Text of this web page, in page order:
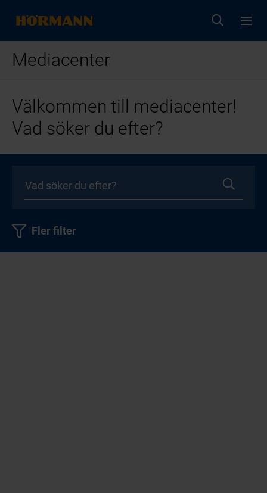
Mediacenter
Välkommen till mediacenter!
Vad söker du efter?
Fler filter